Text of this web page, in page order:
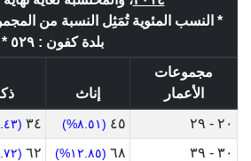
* النسب المئوية تُمَثِل النسبة من
بلدة كفون : ٥٢٩ *
مجموعات
الأعمار
إناث
٢٠ - ٢٩
٤٥ (٨.٥١%) ٣٤ (٦.٤٣%)
٣٠ - ٣٩ ٦٨ (١٢.٨٥%) ٦٢ (١١.٧٢%)